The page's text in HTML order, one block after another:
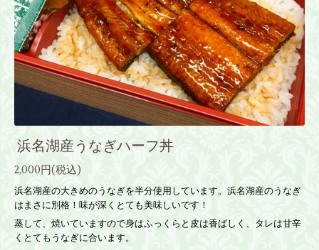
浜名湖産うなぎハーフ丼
2,000円(税込)
浜名湖産の大きめのうなぎを半分使用しています。浜名湖産のうなぎ
はまさに別格！味が深くとても美味しいです！
蒸して、焼いていますので身はふっくらと皮は香ばしく、タレは甘辛
くとてもうなぎに合います。